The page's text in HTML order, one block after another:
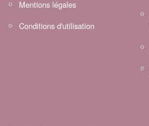
Mentions légales
Conditions d'utilisation